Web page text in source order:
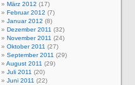
März 2012 (17)
Februar 2012 (7)
Januar 2012 (8)
Dezember 2011 (32)
November 2011 (24)
Oktober 2011 (27)
September 2011 (29)
August 2011 (29)
Juli 2011 (20)
Juni 2011 (22)